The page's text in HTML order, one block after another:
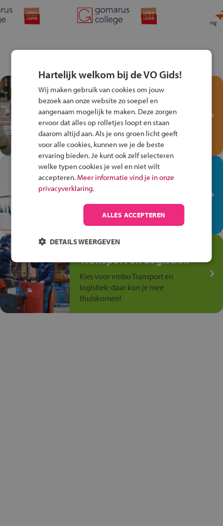
Test je kennis met het
Fiets Veilig
Verkeersspel!
Speel het Fiets Veilig Verkeersspel
en win een Cortina-fiets!
In de winkel ben je op je
plek!
op de winkelvloer, waar elke dag
anders is!
Jouw talent in de
Transport en Logistiek
Kies voor vmbo Transport en
logistiek: daar kun je mee
thuiskomen!
Hartelijk welkom bij de VO Gids!
Wij maken gebruik van cookies om jouw
bezoek aan onze website zo soepel en
aangenaam mogelijk te maken. Deze zorgen
ervoor dat alles op rolletjes loopt en staan
daarom altijd aan. Als je ons groen licht geeft
voor alle cookies, kunnen we je de beste
ervaring bieden. Je kunt ook zelf selecteren
welke typen cookies je wel en niet wilt
accepteren. Meer informatie vind je in onze
privacyverklaring.
ALLES ACCEPTEREN
DETAILS WEERGEVEN